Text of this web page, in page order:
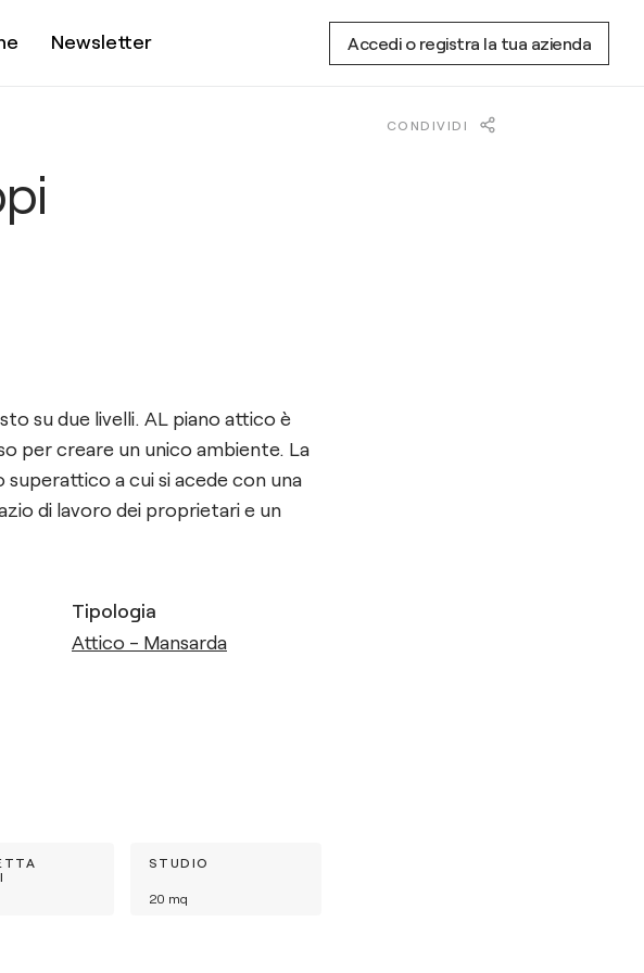
Newsletter Accedi o registra la tua azienda
CONDIVIDI
su due livelli. AL piano attico è
per creare un unico ambiente. La
superattico a cui si acede con una
di lavoro dei proprietari e un
Tipologia
Attico - Mansarda
STUDIO
20 mq